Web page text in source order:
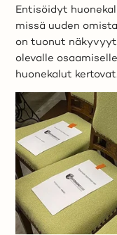
Entisöidyt
missä uuden
on tuonut
olevalle
huonekalut kertovat.